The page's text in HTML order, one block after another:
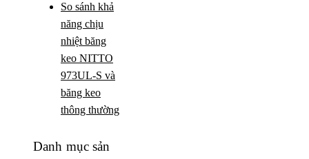
So sánh khả
năng chịu
nhiệt băng
keo NITTO
973UL-S và
băng keo
thông thường
Danh mục sản